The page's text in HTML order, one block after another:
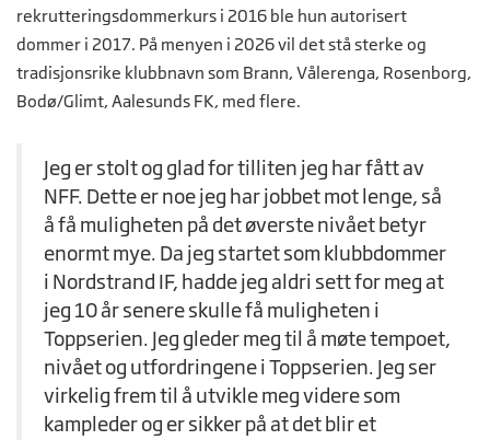
rekrutteringsdommerkurs i 2016 ble hun autorisert
dommer i 2017. På menyen i 2026 vil det stå sterke og
tradisjonsrike klubbnavn som Brann, Vålerenga, Rosenborg,
Bodø/Glimt, Aalesunds FK, med flere.
Jeg er stolt og glad for tilliten jeg har fått av
NFF. Dette er noe jeg har jobbet mot lenge, så
å få muligheten på det øverste nivået betyr
enormt mye. Da jeg startet som klubbdommer
i Nordstrand IF, hadde jeg aldri sett for meg at
jeg 10 år senere skulle få muligheten i
Toppserien. Jeg gleder meg til å møte tempoet,
nivået og utfordringene i Toppserien. Jeg ser
virkelig frem til å utvikle meg videre som
kampleder og er sikker på at det blir et